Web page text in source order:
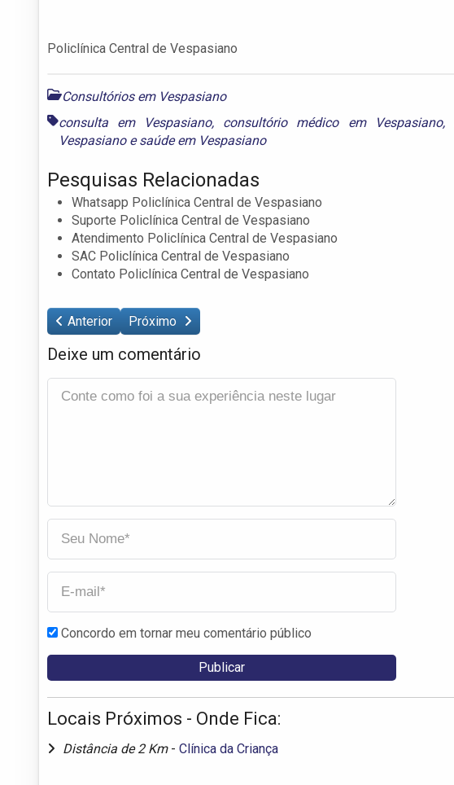
Policlínica Central de Vespasiano
Consultórios em Vespasiano
consulta em Vespasiano, consultório médico em Vespasiano,
Vespasianoesaúde em Vespasiano
Pesquisas Relacionadas
Whatsapp Policlínica Central de Vespasiano
Suporte Policlínica Central de Vespasiano
Atendimento Policlínica Central de Vespasiano
SAC Policlínica Central de Vespasiano
Contato Policlínica Central de Vespasiano
Anterior Próximo
Deixe um comentário
Concordo em tornar meu comentário público
Locais Próximos - Onde Fica:
Distância de 2 Km - Clínica da Criança